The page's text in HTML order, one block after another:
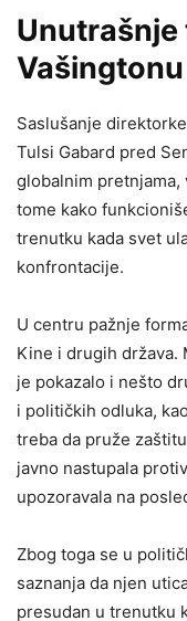
Unutrašnje
Saslušanje
Tulsi Gabard pred
globalnim
tome kako
trenutku kada svet
konfrontacije.
U centru pažnje
Kine i drugih država.
je pokazalo i nešto
i političkih odluka,
treba da pruže
javno nastupala
upozoravala na
Zbog toga se u
saznanja da njen
presudan u trenutku